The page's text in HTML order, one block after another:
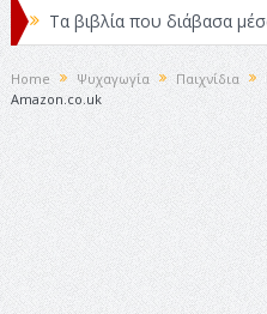
Τα βιβλία που διάβασα
Κριτικές ταινιών: Ο Ντι
Σχεδιασμός που «Μιλάει»
Σπιρτόκουτο: η απόλυτη
ταινία
Το Top 5 της εβδομάδας
Το νουάρ στον ελληνικό
Home Ψυχαγωγία Παιχνίδια
Amazon.co.uk